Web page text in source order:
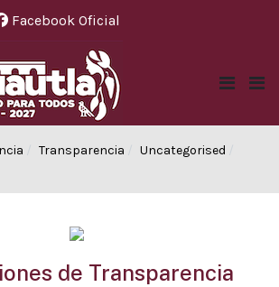
Facebook Oficial
Transparencia
Uncategorised
de Transparencia